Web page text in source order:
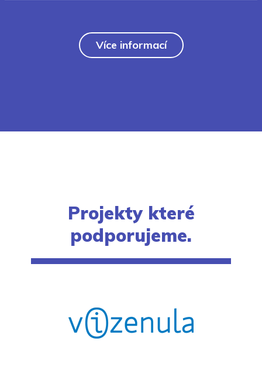
Více informací
Projekty které
podporujeme.